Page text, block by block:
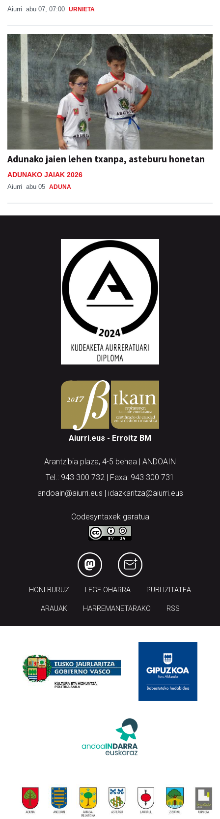
Aiurri abu 07, 07:00 URNIETA
Adunako jaien lehen txanpa, asteburu honetan
ADUNAKO JAIAK 2026
Aiurri abu 05 ADUNA
Aiurri.eus - Erroitz BM
Arantzibia plaza, 4-5 behea | ANDOAIN
Tel.: 943 300 732 | Faxa: 943 300 731
andoain@aiurri.eus | idazkaritza@aiurri.eus
Codesyntaxek garatua
HONI BURUZ LEGE OHARRA PUBLIZITATEA
ARAUAK HARREMANETARAKO RSS